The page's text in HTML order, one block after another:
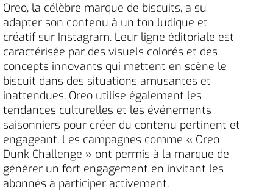
Oreo, la célèbre marque de biscuits, a su
adapter son contenu à un ton ludique et
créatif sur Instagram. Leur ligne éditoriale est
caractérisée par des visuels colorés et des
concepts innovants qui mettent en scène le
biscuit dans des situations amusantes et
inattendues. Oreo utilise également les
tendances culturelles et les événements
saisonniers pour créer du contenu pertinent et
engageant. Les campagnes comme « Oreo
Dunk Challenge » ont permis à la marque de
générer un fort engagement en invitant les
abonnés à participer activement.